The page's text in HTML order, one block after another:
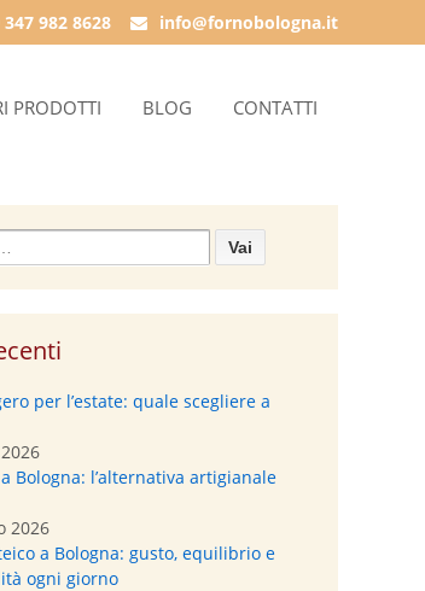
347 982 8628 info@fornobologna.it
PRODOTTI BLOG CONTATTI
per l’estate: quale scegliere a
Bologna: l’alternativa artigianale
2026
a Bologna: gusto, equilibrio e
ogni giorno